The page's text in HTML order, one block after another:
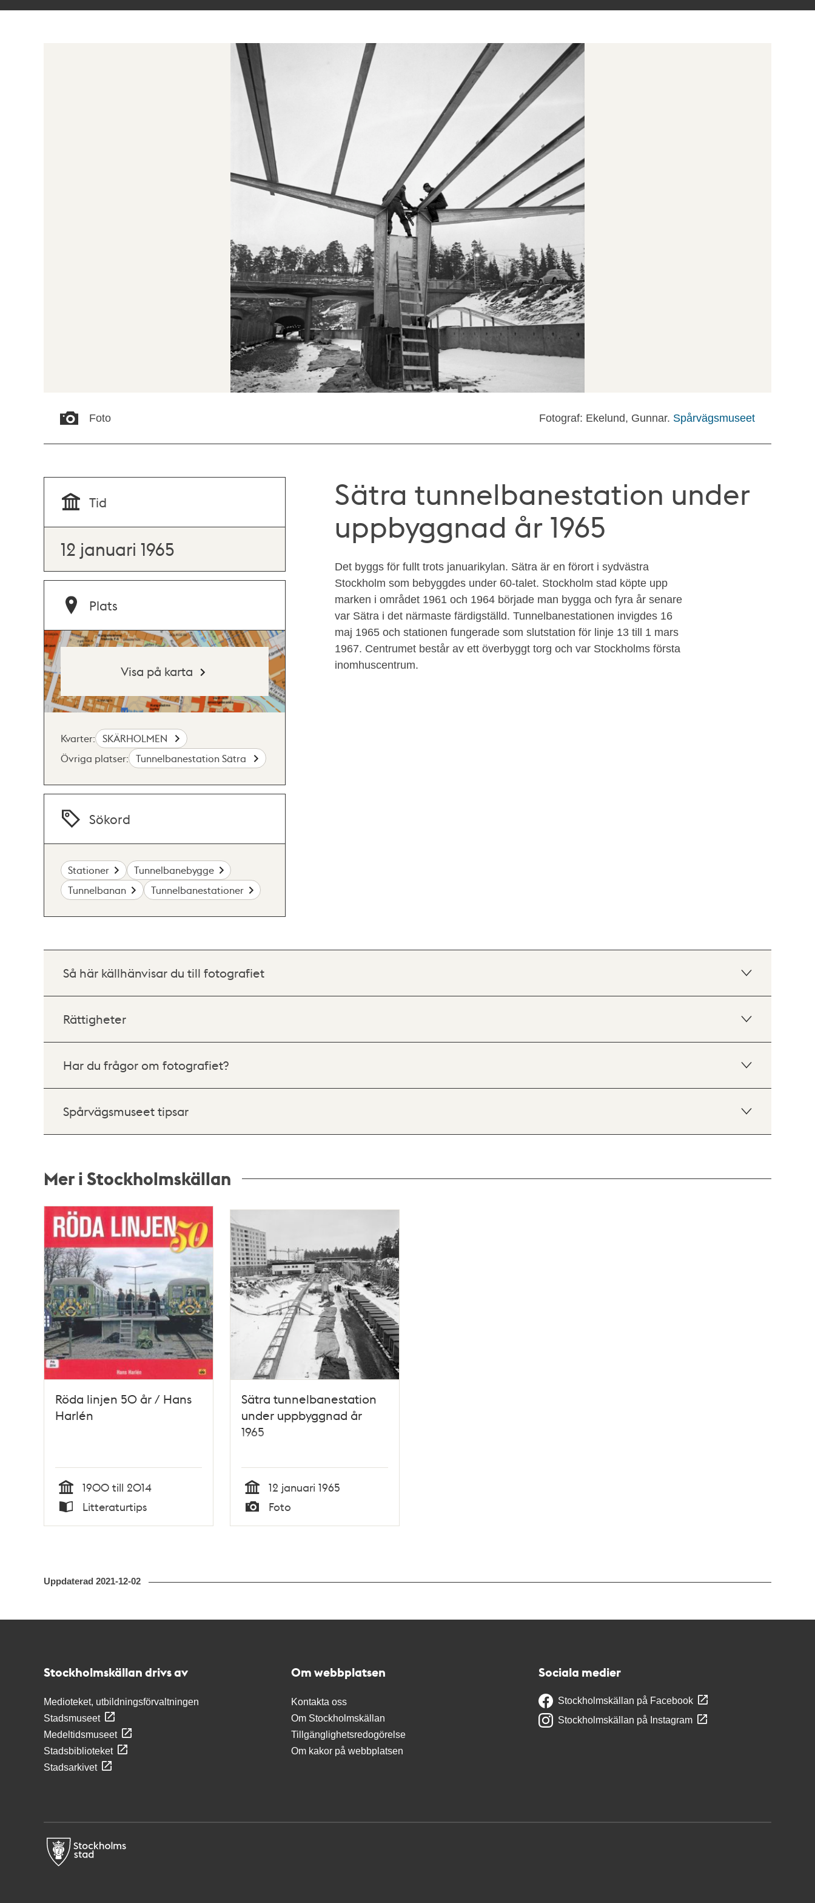
Foto Fotograf: Ekelund, Gunnar. Spårvägsmuseet
Sätra tunnelbanestation under
uppbyggnad år 1965
Det byggs för fullt trots januarikylan. Sätra är en förort i sydvästra
Stockholm som bebyggdes under 60-talet. Stockholm stad köpte upp
marken i området 1961 och 1964 började man bygga och fyra år senare
var Sätra i det närmaste färdigställd. Tunnelbanestationen invigdes 16
maj 1965 och stationen fungerade som slutstation för linje 13 till 1 mars
1967. Centrumet består av ett överbyggt torg och var Stockholms första
inomhuscentrum.
Tid
12 januari 1965
Plats
Visa på karta
Kvarter:
SKÄRHOLMEN
Övriga platser:
Tunnelbanestation Sätra
Sökord
Stationer
Tunnelbanebygge
Tunnelbanan
Tunnelbanestationer
Så här källhänvisar du till fotografiet
Rättigheter
Har du frågor om fotografiet?
Spårvägsmuseet tipsar
Mer i Stockholmskällan
Relaterade
poster
och
teman
Röda linjen 50 år / Hans
Harlén
Tid
1900 till 2014
Typ
Litteraturtips
Sätra tunnelbanestation
under uppbyggnad år
1965
Tid
12 januari 1965
Typ
Foto
Uppdaterad 2021-12-02
Stockholmskällan drivs av
Medioteket, utbildningsförvaltningen
Stadsmuseet
Medeltidsmuseet
Stadsbiblioteket
Stadsarkivet
Om webbplatsen
Kontakta oss
Om Stockholmskällan
Tillgänglighetsredogörelse
Om kakor på webbplatsen
Sociala medier
Stockholmskällan på Facebook
Stockholmskällan på Instagram